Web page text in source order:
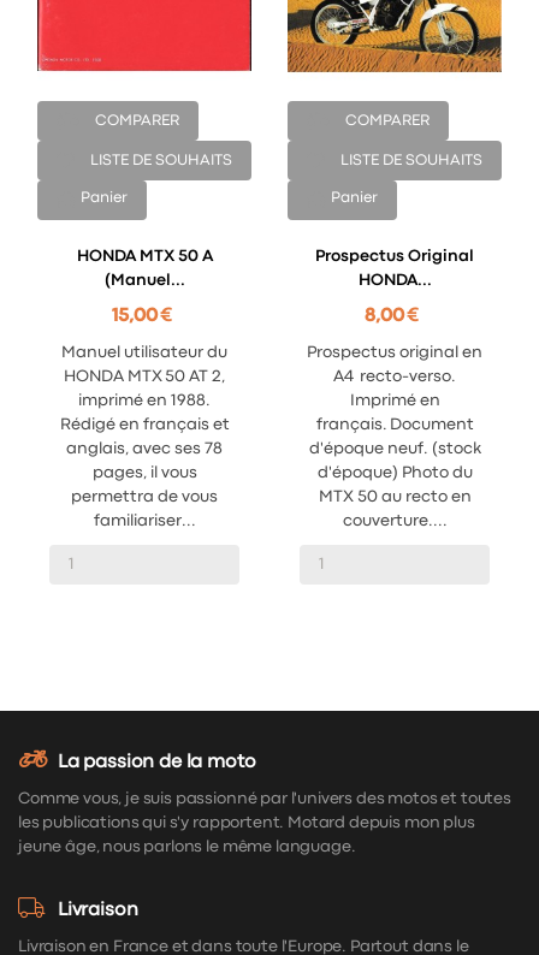
COMPARER
LISTE DE SOUHAITS
Panier
HONDA MTX 50 A
(Manuel...
15,00 €
Manuel utilisateur du
HONDA MTX 50 AT 2,
imprimé en 1988.
Rédigé en français et
anglais, avec ses 78
pages, il vous
permettra de vous
familiariser...
COMPARER
LISTE DE SOUHAITS
Panier
Prospectus Original
HONDA...
8,00 €
Prospectus original en
A4 recto-verso.
Imprimé en
français. Document
d'époque neuf. (stock
d'époque) Photo du
MTX 50 au recto en
couverture....
La passion de la moto
Comme vous, je suis passionné par l'univers des motos et toutes
les publications qui s'y rapportent. Motard depuis mon plus
jeune âge, nous parlons le même language.
Livraison
Livraison en France et dans toute l'Europe. Partout dans le